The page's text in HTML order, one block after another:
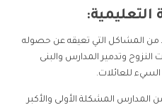
من المشاكل التي تعيقه عن حصوله
النزوح وتدمير المدارس والبنى
السيء للعائلات.
المشكلة الأولى والأكبر